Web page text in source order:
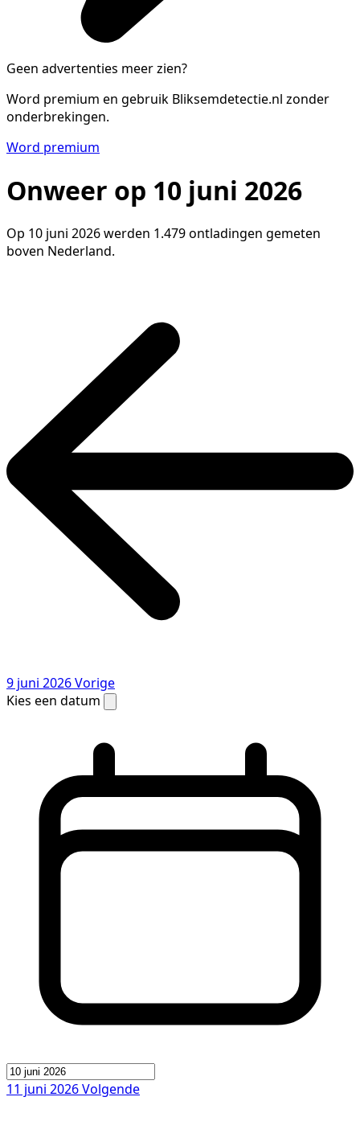
Geen advertenties meer zien?
Word premium en gebruik Bliksemdetectie.nl zonder
onderbrekingen.
Word premium
Onweer op 10 juni 2026
Op 10 juni 2026 werden 1.479 ontladingen gemeten
boven Nederland.
9 juni 2026Vorige
Kies een datum
11 juni 2026Volgende